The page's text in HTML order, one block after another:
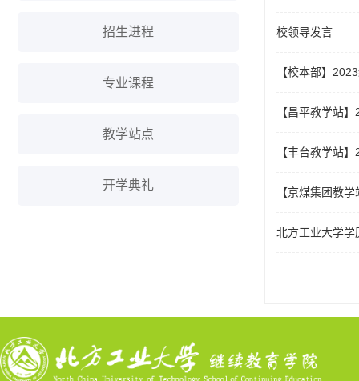
招生进程
专业课程
教学站点
开学典礼
校领导发言
【校本部】
【昌平教学站
【丰台教学站
【京煤集团教
北方工业大学